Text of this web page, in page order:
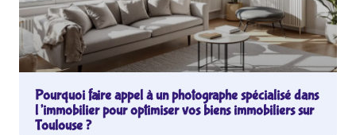
Pourquoi faire appel à un photographe spécialisé dans
l’immobilier pour optimiser vos biens immobiliers sur
Toulouse ?